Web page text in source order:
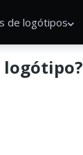
de logótipos
logótipo?